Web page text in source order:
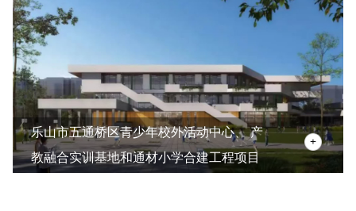
乐山市五通桥区青少年校外活动中心、 产
教融合实训基地和通材小学合建工程项目